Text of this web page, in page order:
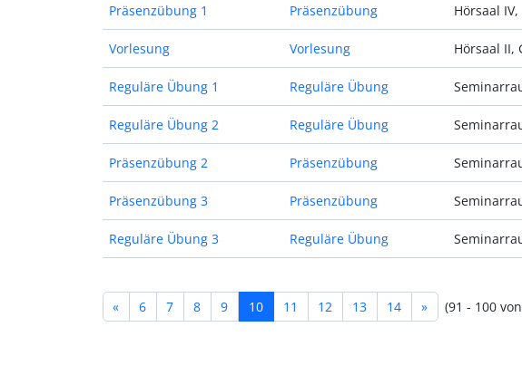
Präsenzübung 1 Präsenzübung Hörsaal IV,
Vorlesung Vorlesung Hörsaal II,
Reguläre Übung 1 Reguläre Übung
Reguläre Übung 2 Reguläre Übung
Präsenzübung 2 Präsenzübung
Präsenzübung 3 Präsenzübung
Reguläre Übung 3 Reguläre Übung
« 6 7 8 9 10 11 12 13 14 » (91 - 100